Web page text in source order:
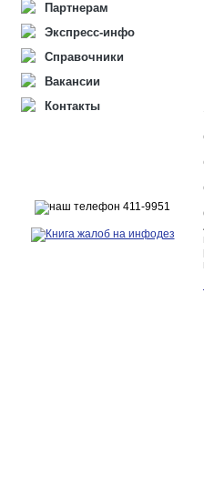
Партнерам
Экспресс-инфо
Справочники
Вакансии
Контакты